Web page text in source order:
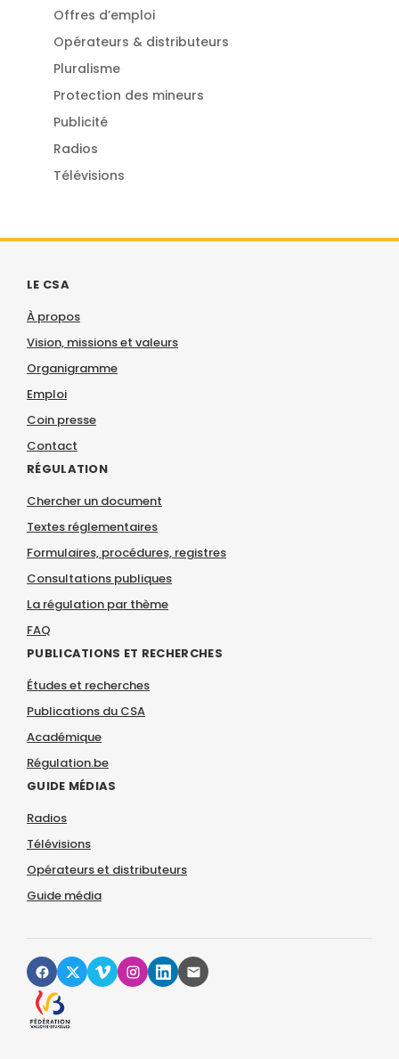
Offres d’emploi
Opérateurs & distributeurs
Pluralisme
Protection des mineurs
Publicité
Radios
Télévisions
LE CSA
À propos
Vision, missions et valeurs
Organigramme
Emploi
Coin presse
Contact
RÉGULATION
Chercher un document
Textes réglementaires
Formulaires, procédures, registres
Consultations publiques
La régulation par thème
FAQ
PUBLICATIONS ET RECHERCHES
Études et recherches
Publications du CSA
Académique
Régulation.be
GUIDE MÉDIAS
Radios
Télévisions
Opérateurs et distributeurs
Guide média